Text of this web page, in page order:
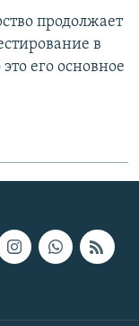
продолжает
в
его основное